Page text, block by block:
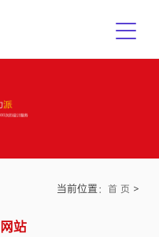
当前位置： 首 页 >
站